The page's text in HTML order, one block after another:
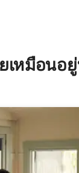
เหมือนอ